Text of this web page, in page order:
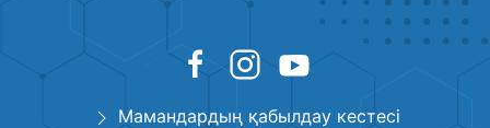
Мамандардың қабылдау кестесі